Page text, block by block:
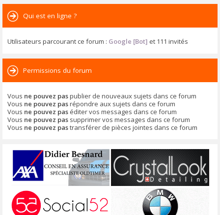
Qui est en ligne ?
Utilisateurs parcourant ce forum : Google [Bot] et 111 invités
Permissions du forum
Vous ne pouvez paspublier de nouveaux sujets dans ce forum
Vous ne pouvez pasrépondre aux sujets dans ce forum
Vous ne pouvez pas éditer vos messages dans ce forum
Vous ne pouvez pas supprimer vos messages dans ce forum
Vous ne pouvez pastransférer de pièces jointes dans ce forum